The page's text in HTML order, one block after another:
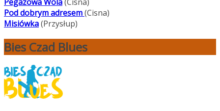
Pegazowa Wola(Cisna)
Pod dobrym adresem(Cisna)
Misiówka(Przysłup)
Bies Czad Blues